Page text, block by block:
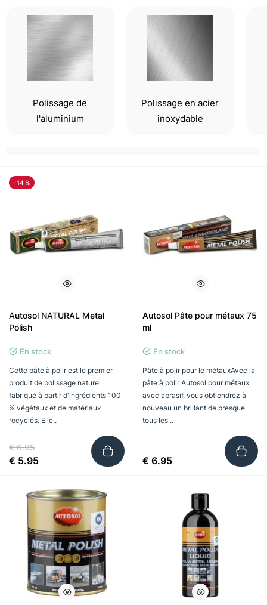
Polissage de
l'aluminium
Polissage en acier
inoxydable
-14 %
Autosol NATURAL Metal
Polish
En stock
Cette pâte à polir est le premier
produit de polissage naturel
fabriqué à partir d'ingrédients 100
% végétaux et de matériaux
recyclés. Elle..
€ 6.95
€ 5.95
Autosol Pâte pour métaux 75
ml
En stock
Pâte à polir pour le métauxAvec la
pâte à polir Autosol pour métaux
avec abrasif, vous obtiendrez à
nouveau un brillant de presque
tous les ..
€ 6.95